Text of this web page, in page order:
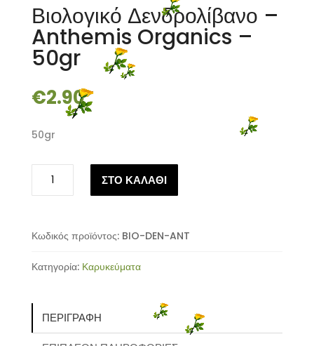
Βιολογικό Δενδρολίβανο –
Anthemis Organics –
50gr
€2.90
50gr
Δενδρολίβανο
Organics
50gr
ΣΤΟ ΚΑΛΑΘΙ
Κωδικός προϊόντος: BIO-DEN-ANT
Κατηγορία: Καρυκεύματα
ΠΕΡΙΓΡΑΦΉ